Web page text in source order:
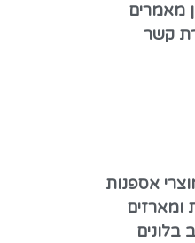
מאמרים
קשר
אספנות
ומארזים
בלונים